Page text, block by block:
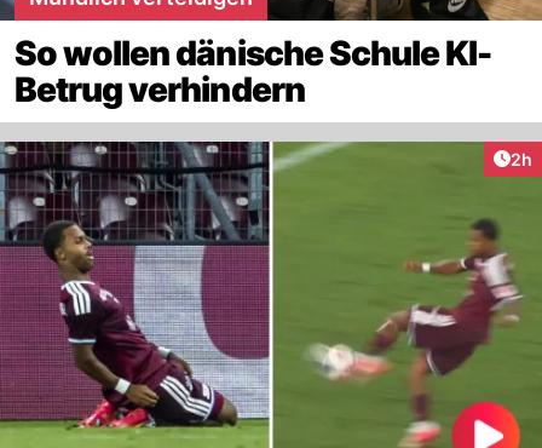
So wollen dänische Schule KI-
Betrug verhindern
2h